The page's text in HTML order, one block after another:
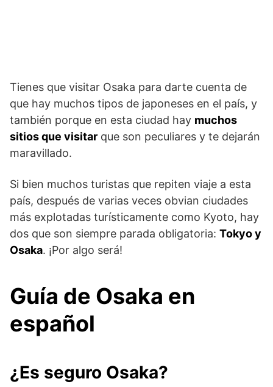
Tienes que visitar Osaka para darte cuenta de
que hay muchos tipos de japoneses en el país, y
también porque en esta ciudad hay muchos
sitios que visitar que son peculiares y te dejarán
maravillado.
Si bien muchos turistas que repiten viaje a esta
país, después de varias veces obvian ciudades
más explotadas turísticamente como Kyoto, hay
dos que son siempre parada obligatoria: Tokyo y
Osaka. ¡Por algo será!
Guía de Osaka en
español
¿Es seguro Osaka?